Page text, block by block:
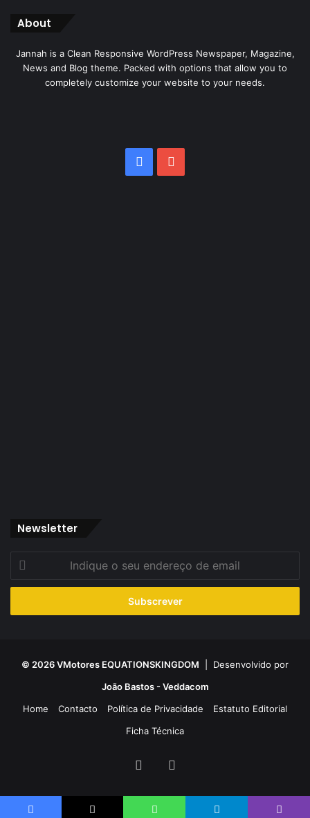
About
Jannah is a Clean Responsive WordPress Newspaper, Magazine,
News and Blog theme. Packed with options that allow you to
completely customize your website to your needs.
Facebook
Newsletter
seu
de
© 2026 VMotores EQUATIONSKINGDOM | Desenvolvido por
João Bastos - Veddacom
Home
Contacto Política de Privacidade
Estatuto Editorial
Ficha Técnica
Facebook